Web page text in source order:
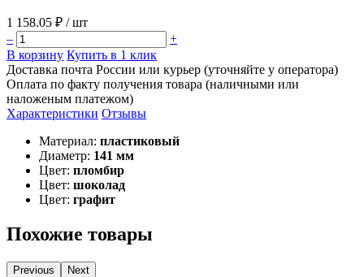
1 158.05 ₽ / шт
–
+
В корзину Купить в 1 клик
Доставка почта России или курьер (уточняйте у оператора)
Оплата по факту получения товара (наличными или
наложеным платежом)
Характеристики Отзывы
Материал: пластиковый
Диаметр: 141 мм
Цвет: пломбир
Цвет: шоколад
Цвет: графит
Похожие товары
Previous Next